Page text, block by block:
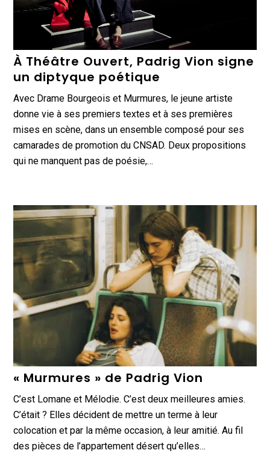
À Théâtre Ouvert, Padrig Vion signe
un diptyque poétique
Avec Drame Bourgeois et Murmures, le jeune artiste
donne vie à ses premiers textes et à ses premières
mises en scène, dans un ensemble composé pour ses
camarades de promotion du CNSAD. Deux propositions
qui ne manquent pas de poésie,…
« Murmures » de Padrig Vion
C’est Lomane et Mélodie. C’est deux meilleures amies.
C’était ? Elles décident de mettre un terme à leur
colocation et par la même occasion, à leur amitié. Au fil
des pièces de l’appartement désert qu’elles…